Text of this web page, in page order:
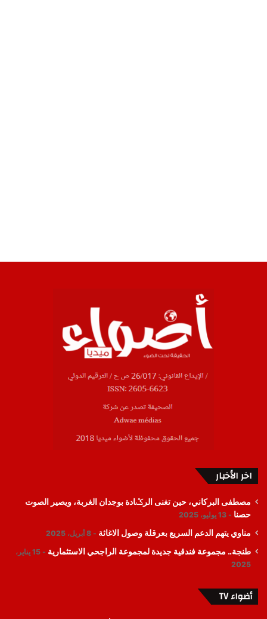
اخر الأخبار
مصطفى البركاني، حين تغنى الرݣادة بوجدان الغربة، ويصير الصوت
حصنا
13 يوليو، 2025
مناوي يتهم الدعم السريع بعرقلة وصول الاغاثة 8 أبريل، 2025
طنجة.. مجموعة فندقية جديدة لمجموعة الراجحي الاستثمارية
15 يناير،
2025
أضواء TV